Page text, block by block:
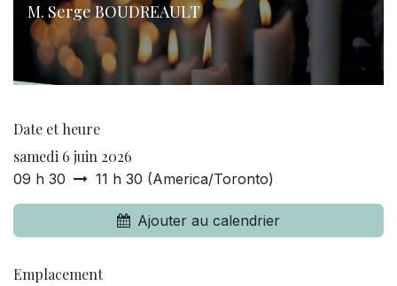
M. Serge BOUDREAULT
Date et heure
samedi 6 juin 2026
09 h 30 11 h 30 (America/Toronto)
Ajouter au calendrier
Emplacement